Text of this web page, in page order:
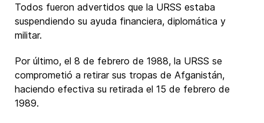
Todos fueron advertidos que la URSS estaba
suspendiendo su ayuda financiera, diplomática y
militar.
Por último, el 8 de febrero de 1988, la URSS se
comprometió a retirar sus tropas de Afganistán,
haciendo efectiva su retirada el 15 de febrero de
1989.